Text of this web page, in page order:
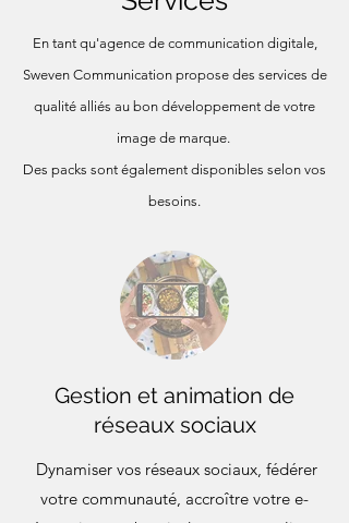
En tant qu'agence de communication digitale,
Sweven Communication propose des services de
qualité alliés au bon développement de votre
image de marque.
Des packs sont également disponibles selon vos
besoins.
Gestion et animation de
réseaux sociaux
Dynamiser vos réseaux sociaux, fédérer
votre communauté, accroître votre e-